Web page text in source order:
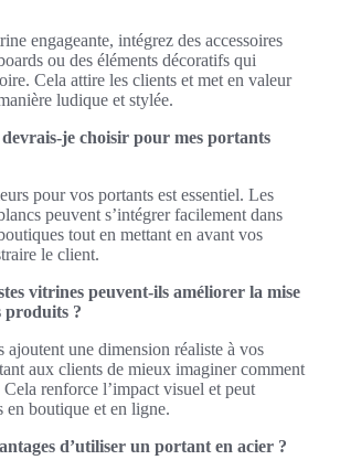
engageante, intégrez des accessoires
ou des éléments décoratifs qui
Cela attire les clients et met en valeur
ludique et stylée.
je choisir pour mes portants
pour vos portants est essentiel. Les
peuvent s’intégrer facilement dans
tout en mettant en avant vos
le client.
vitrines peuvent-ils améliorer la mise
produits ?
ajoutent une dimension réaliste à vos
aux clients de mieux imaginer comment
renforce l’impact visuel et peut
en boutique et en ligne.
d’utiliser un portant en acier ?